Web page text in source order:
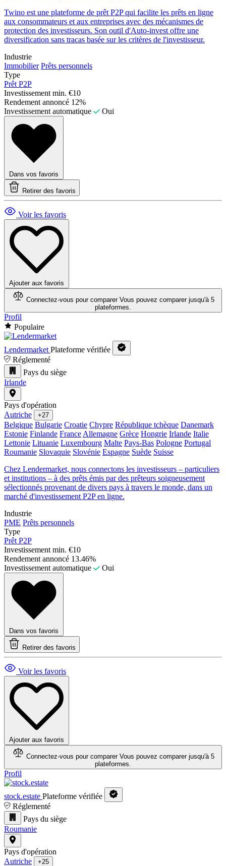
Twino est une plateforme de prêt P2P qui facilite les prêts en ligne
aux consommateurs et aux entreprises avec des mécanismes de
protection des investisseurs. Son outil d'Auto-invest offre une
diversification sans tracas basée sur les critères de l'investisseur.
Industrie
Immobilier Prêts personnels
Type
Prêt P2P
Investissement min. €10
Rendement annoncé 12%
Investissement automatique
Oui
Dans vos favoris
Retirer des favoris
Voir les favoris
Ajouter aux favoris
Connectez-vous pour comparer Vous pouvez comparer jusqu'à 5
plateformes.
Profil
Populaire
Lendermarket Plateforme vérifiée
Réglementé
Pays du siège
Irlande
Pays d'opération
Autriche
+27
Belgique Bulgarie Croatie Chypre République tchèque Danemark
Estonie Finlande France Allemagne Grèce Hongrie Irlande Italie
Lettonie Lituanie Luxembourg Malte Pays-Bas Pologne Portugal
Roumanie Slovaquie Slovénie Espagne Suède Suisse
Chez Lendermarket, nous connectons les investisseurs – particuliers
et institutions – à des prêts émis par des prêteurs soigneusement
sélectionnés provenant de divers pays à travers le monde, dans un
marché d'investissement P2P en ligne.
Industrie
PME Prêts personnels
Type
Prêt P2P
Investissement min. €10
Rendement annoncé 13.46%
Investissement automatique
Oui
Dans vos favoris
Retirer des favoris
Voir les favoris
Ajouter aux favoris
Connectez-vous pour comparer Vous pouvez comparer jusqu'à 5
plateformes.
Profil
stock.estate Plateforme vérifiée
Réglementé
Pays du siège
Roumanie
Pays d'opération
Autriche
+25